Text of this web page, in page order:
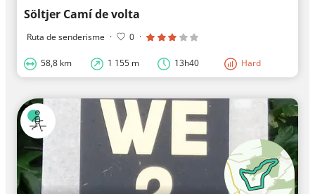
Söltjer Camí de volta
Ruta de senderisme · 0 ·
58,8 km 1 155 m 13h40 Hard